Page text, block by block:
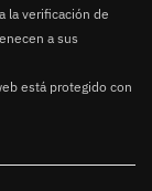
la verificación de
a sus
está protegido con